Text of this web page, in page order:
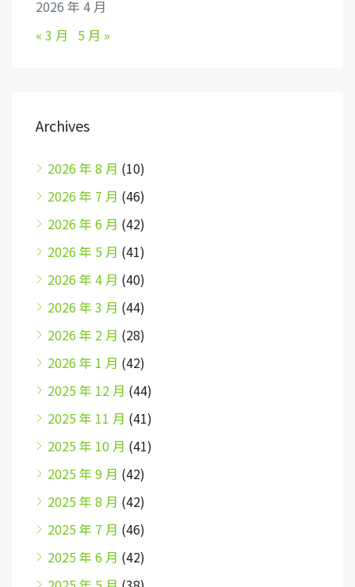
2026 年 4 月
« 3 月
5 月 »
Archives
2026 年 8 月 (10)
2026 年 7 月 (46)
2026 年 6 月 (42)
2026 年 5 月 (41)
2026 年 4 月 (40)
2026 年 3 月 (44)
2026 年 2 月 (28)
2026 年 1 月 (42)
2025 年 12 月 (44)
2025 年 11 月 (41)
2025 年 10 月 (41)
2025 年 9 月 (42)
2025 年 8 月 (42)
2025 年 7 月 (46)
2025 年 6 月 (42)